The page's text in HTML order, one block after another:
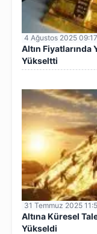
4 Ağustos 2025 09:17
Altın Fiyatlarında
Yükseltti
31 Temmuz 2025
Altına Küresel
Yükseldi